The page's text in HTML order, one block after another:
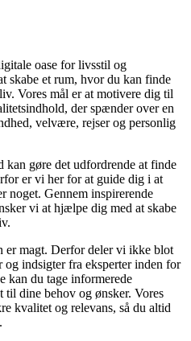
oase for livsstil og
skabe et rum, hvor du kan finde
Vores mål er at motivere dig til
der spænder over en
velvære, rejser og personlig
kan gøre det udfordrende at finde
er vi her for at guide dig i at
noget. Gennem inspirerende
vi at hjælpe dig med at skabe
magt. Derfor deler vi ikke blot
indsigter fra eksperter inden for
kan du tage informerede
til dine behov og ønsker. Vores
kvalitet og relevans, så du altid